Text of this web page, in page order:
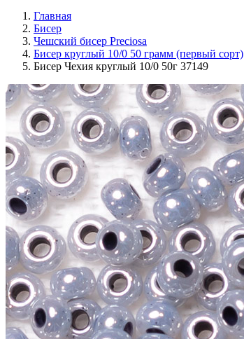
Главная
Бисер
Чешский бисер Preciosa
Бисер круглый 10/0 50 грамм (первый сорт)
Бисер Чехия круглый 10/0 50г 37149